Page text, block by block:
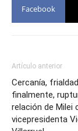
Facebook
Artículo anterior
Cercanía,
finalmente,
relación de Milei
vicepresidenta